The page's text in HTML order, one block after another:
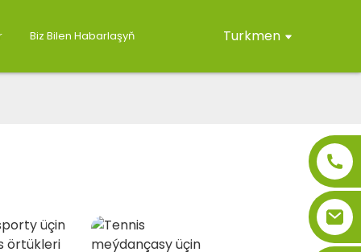
Biz Bilen Habarlaşyň Turkmen